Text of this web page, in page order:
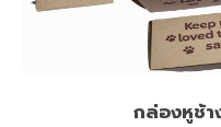
กล่องหูช้